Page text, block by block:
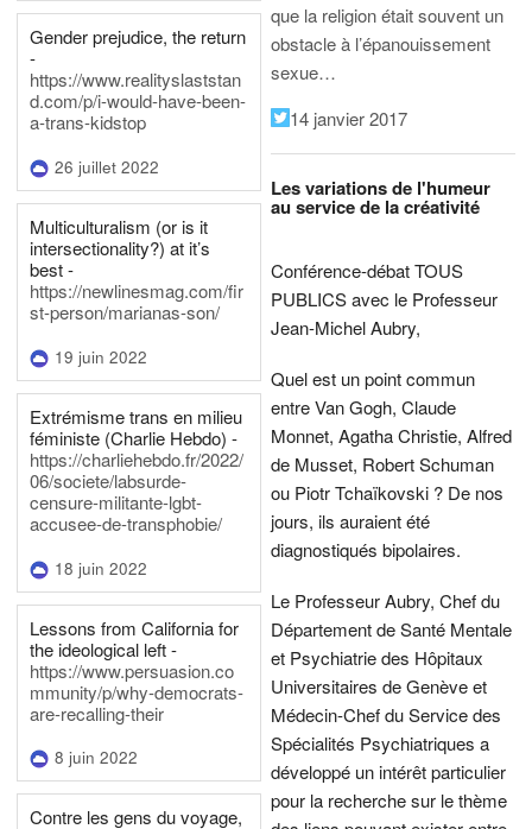
Gender prejudice, the return
-
https://www.realityslaststan
d.com/p/i-would-have-been-
a-trans-kidstop
26 juillet 2022
Multiculturalism (or is it
intersectionality?) at it’s
best -
https://newlinesmag.com/fir
st-person/marianas-son/
19 juin 2022
Extrémisme trans en milieu
féministe (Charlie Hebdo) -
https://charliehebdo.fr/2022/
06/societe/labsurde-
censure-militante-lgbt-
accusee-de-transphobie/
18 juin 2022
Lessons from California for
the ideological left -
https://www.persuasion.co
mmunity/p/why-democrats-
are-recalling-their
8 juin 2022
Contre les gens du voyage,
que la religion était souvent un
obstacle à l’épanouissement
sexue…
14 janvier 2017
Les variations de l'humeur
au service de la créativité
Conférence-débat TOUS
PUBLICS avec le Professeur
Jean-Michel Aubry,
Quel est un point commun
entre Van Gogh, Claude
Monnet, Agatha Christie, Alfred
de Musset, Robert Schuman
ou Piotr Tchaïkovski ? De nos
jours, ils auraient été
diagnostiqués bipolaires.
Le Professeur Aubry, Chef du
Département de Santé Mentale
et Psychiatrie des Hôpitaux
Universitaires de Genève et
Médecin-Chef du Service des
Spécialités Psychiatriques a
développé un intérêt particulier
pour la recherche sur le thème